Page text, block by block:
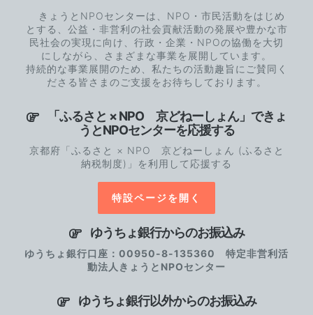
きょうとNPOセンターは、NPO・市民活動をはじめ
とする、公益・非営利の社会貢献活動の発展や豊かな市
民社会の実現に向け、行政・企業・NPOの協働を大切
にしながら、さまざまな事業を展開しています。
持続的な事業展開のため、私たちの活動趣旨にご賛同く
ださる皆さまのご支援をお待ちしております。
「ふるさと × NPO 京どねーしょん」できょ
うとNPOセンターを応援する
京都府「ふるさと × NPO 京どねーしょん (ふるさと
納税制度)」を利用して応援する
特設ページを開く
ゆうちょ銀行からのお振込み
ゆうちょ銀行口座：00950-8-135360 特定非営利活
動法人きょうとNPOセンター
ゆうちょ銀行以外からのお振込み